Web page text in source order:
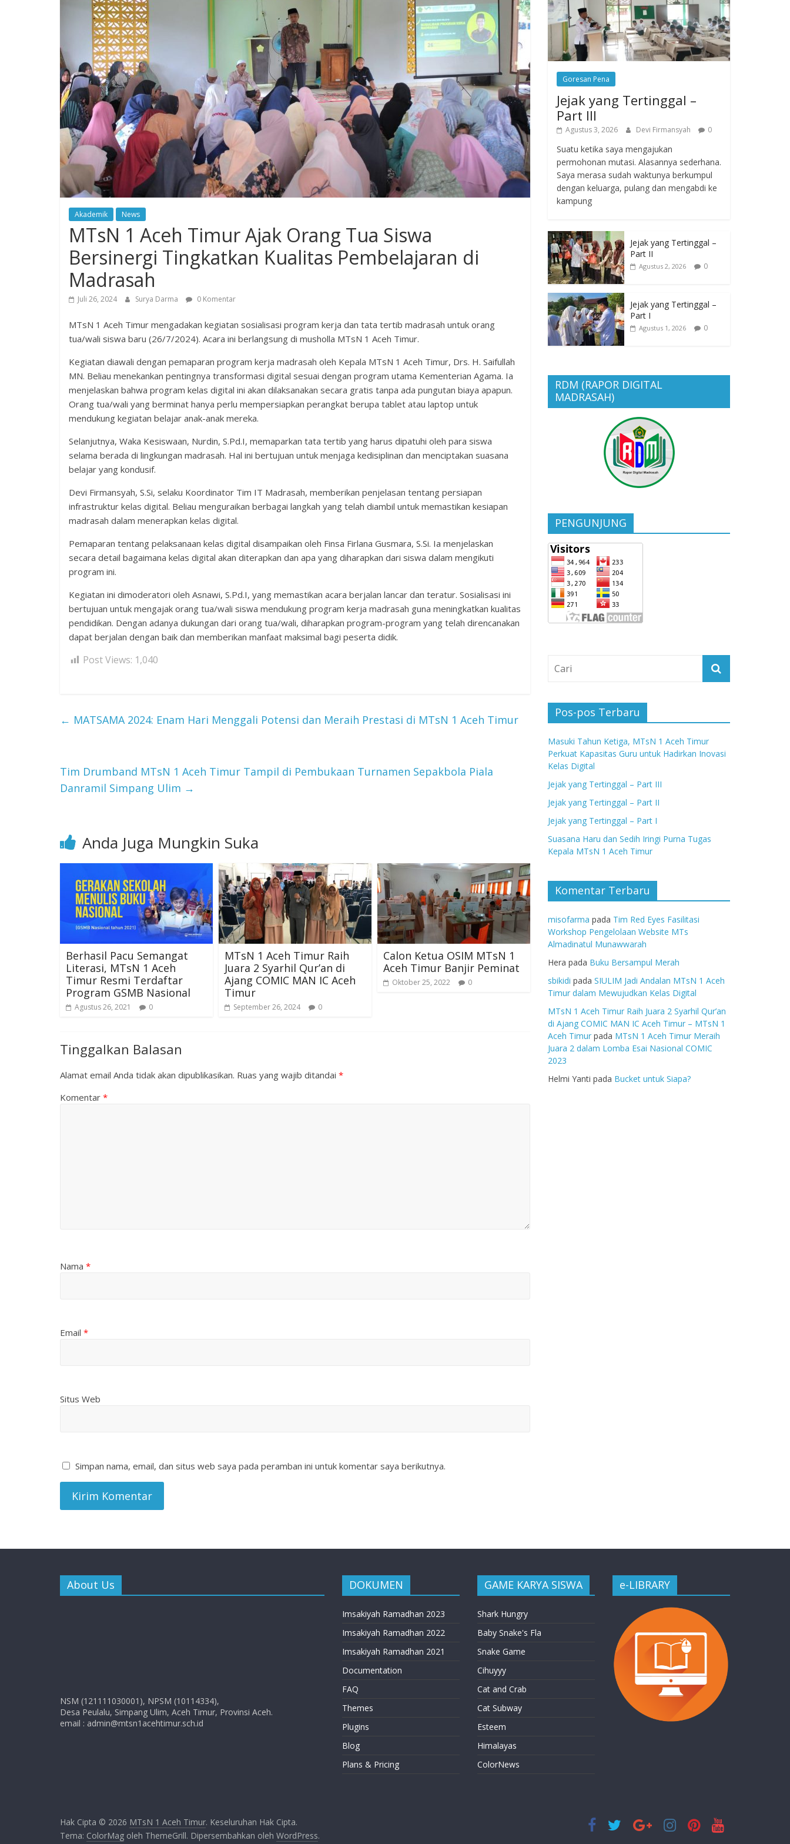
Akademik News
MTsN 1 Aceh Timur Ajak Orang Tua Siswa
Bersinergi Tingkatkan Kualitas Pembelajaran di
Madrasah
Juli 26, 2024 Surya Darma 0 Komentar
MTsN 1 Aceh Timur mengadakan kegiatan sosialisasi program kerja dan tata tertib madrasah untuk orang
tua/wali siswa baru (26/7/2024). Acara ini berlangsung di musholla MTsN 1 Aceh Timur.
Kegiatan diawali dengan pemaparan program kerja madrasah oleh Kepala MTsN 1 Aceh Timur, Drs. H. Saifullah
MN. Beliau menekankan pentingnya transformasi digital sesuai dengan program utama Kementerian Agama. Ia
menjelaskan bahwa program kelas digital ini akan dilaksanakan secara gratis tanpa ada pungutan biaya apapun.
Orang tua/wali yang berminat hanya perlu mempersiapkan perangkat berupa tablet atau laptop untuk
mendukung kegiatan belajar anak-anak mereka.
Selanjutnya, Waka Kesiswaan, Nurdin, S.Pd.I, memaparkan tata tertib yang harus dipatuhi oleh para siswa
selama berada di lingkungan madrasah. Hal ini bertujuan untuk menjaga kedisiplinan dan menciptakan suasana
belajar yang kondusif.
Devi Firmansyah, S.Si, selaku Koordinator Tim IT Madrasah, memberikan penjelasan tentang persiapan
infrastruktur kelas digital. Beliau menguraikan berbagai langkah yang telah diambil untuk memastikan kesiapan
madrasah dalam menerapkan kelas digital.
Pemaparan tentang pelaksanaan kelas digital disampaikan oleh Finsa Firlana Gusmara, S.Si. Ia menjelaskan
secara detail bagaimana kelas digital akan diterapkan dan apa yang diharapkan dari siswa dalam mengikuti
program ini.
Kegiatan ini dimoderatori oleh Asnawi, S.Pd.I, yang memastikan acara berjalan lancar dan teratur. Sosialisasi ini
bertujuan untuk mengajak orang tua/wali siswa mendukung program kerja madrasah guna meningkatkan kualitas
pendidikan. Dengan adanya dukungan dari orang tua/wali, diharapkan program-program yang telah direncanakan
dapat berjalan dengan baik dan memberikan manfaat maksimal bagi peserta didik.
Post Views: 1,040
← MATSAMA 2024: Enam Hari Menggali Potensi dan Meraih Prestasi di MTsN 1 Aceh Timur
Tim Drumband MTsN 1 Aceh Timur Tampil di Pembukaan Turnamen Sepakbola Piala
Danramil Simpang Ulim →
Anda Juga Mungkin Suka
Berhasil Pacu Semangat
Literasi, MTsN 1 Aceh
Timur Resmi Terdaftar
Program GSMB Nasional
Agustus 26, 2021 0
MTsN 1 Aceh Timur Raih
Juara 2 Syarhil Qur’an di
Ajang COMIC MAN IC Aceh
Timur
September 26, 2024 0
Calon Ketua OSIM MTsN 1
Aceh Timur Banjir Peminat
Oktober 25, 2022 0
Tinggalkan Balasan
Alamat email Anda tidak akan dipublikasikan. Ruas yang wajib ditandai *
Komentar *
Nama *
Email *
Situs Web
Simpan nama, email, dan situs web saya pada peramban ini untuk komentar saya berikutnya.
Goresan Pena
Jejak yang Tertinggal –
Part III
Agustus 3, 2026 Devi Firmansyah 0
Suatu ketika saya mengajukan
permohonan mutasi. Alasannya sederhana.
Saya merasa sudah waktunya berkumpul
dengan keluarga, pulang dan mengabdi ke
kampung
Jejak yang Tertinggal –
Part II
Agustus 2, 2026 0
Jejak yang Tertinggal –
Part I
Agustus 1, 2026 0
RDM (RAPOR DIGITAL
MADRASAH)
PENGUNJUNG
Pos-pos Terbaru
Masuki Tahun Ketiga, MTsN 1 Aceh Timur
Perkuat Kapasitas Guru untuk Hadirkan Inovasi
Kelas Digital
Jejak yang Tertinggal – Part III
Jejak yang Tertinggal – Part II
Jejak yang Tertinggal – Part I
Suasana Haru dan Sedih Iringi Purna Tugas
Kepala MTsN 1 Aceh Timur
Komentar Terbaru
misofarma pada Tim Red Eyes Fasilitasi
Workshop Pengelolaan Website MTs
Almadinatul Munawwarah
Hera pada Buku Bersampul Merah
sbikidi pada SIULIM Jadi Andalan MTsN 1 Aceh
Timur dalam Mewujudkan Kelas Digital
MTsN 1 Aceh Timur Raih Juara 2 Syarhil Qur’an
di Ajang COMIC MAN IC Aceh Timur – MTsN 1
Aceh Timur pada MTsN 1 Aceh Timur Meraih
Juara 2 dalam Lomba Esai Nasional COMIC
2023
Helmi Yanti pada Bucket untuk Siapa?
About Us
NSM (121111030001), NPSM (10114334),
Desa Peulalu, Simpang Ulim, Aceh Timur, Provinsi Aceh.
email : admin@mtsn1acehtimur.sch.id
DOKUMEN
Imsakiyah Ramadhan 2023
Imsakiyah Ramadhan 2022
Imsakiyah Ramadhan 2021
Documentation
FAQ
Themes
Plugins
Blog
Plans & Pricing
GAME KARYA SISWA
Shark Hungry
Baby Snake's Fla
Snake Game
Cihuyyy
Cat and Crab
Cat Subway
Esteem
Himalayas
ColorNews
e-LIBRARY
Hak Cipta © 2026 MTsN 1 Aceh Timur. Keseluruhan Hak Cipta.
Tema: ColorMag oleh ThemeGrill. Dipersembahkan oleh WordPress.